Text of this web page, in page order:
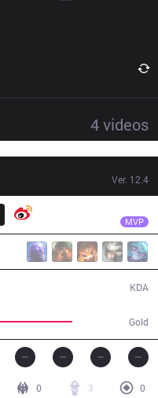
4videos
Ver. 12.4
MVP
Gold
KDA
0 3
0